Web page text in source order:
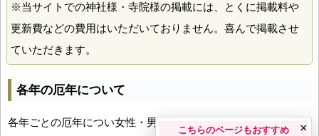
※当サイトでの神社様・寺院様の掲載には、とくに掲載料や
更新費などの費用はいただいておりません。喜んで掲載させ
ていただきます。
各年の厄年について
各年ごとの厄年につい女性・男性の年齢早見表とともにお伝え
こちらのページもおすすめ ×